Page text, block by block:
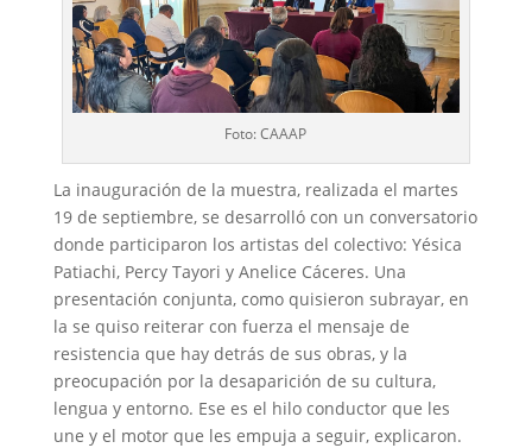
Foto: CAAAP
La inauguración de la muestra, realizada el martes
19 de septiembre, se desarrolló con un conversatorio
donde participaron los artistas del colectivo: Yésica
Patiachi, Percy Tayori y Anelice Cáceres. Una
presentación conjunta, como quisieron subrayar, en
la se quiso reiterar con fuerza el mensaje de
resistencia que hay detrás de sus obras, y la
preocupación por la desaparición de su cultura,
lengua y entorno. Ese es el hilo conductor que les
une y el motor que les empuja a seguir, explicaron.